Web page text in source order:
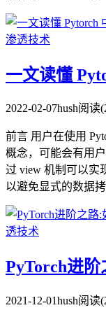
一文读懂
2022-02-07hush阅读
前言 用户在使用
概念，可能会有用
过 view 机制可以实
以避免显式的数据
PyTorch进阶
2021-12-01hush阅读